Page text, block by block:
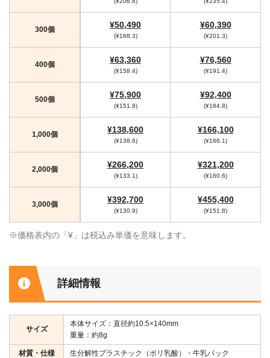
300個 ¥50,490
(¥168.3)
¥60,390
(¥201.3)
400個 ¥63,360
(¥158.4)
¥76,560
(¥191.4)
500個 ¥75,900
(¥151.8)
¥92,400
(¥184.8)
1,000個 ¥138,600
(¥138.6)
¥166,100
(¥166.1)
2,000個 ¥266,200
(¥133.1)
¥321,200
(¥160.6)
3,000個 ¥392,700
(¥130.9)
¥455,400
(¥151.8)
※価格表内の「¥」は税込み単価を意味します。
詳細情報
サイズ
本体サイズ：直径約10.5×140mm
重量：約8g
材質・仕様 生分解性プラスチック（ポリ乳酸）・牛乳パック